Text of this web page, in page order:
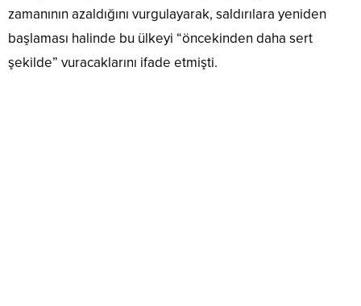
zamanının azaldığını vurgulayarak, saldırılara yeniden
başlaması halinde bu ülkeyi “öncekinden daha sert
şekilde” vuracaklarını ifade etmişti.